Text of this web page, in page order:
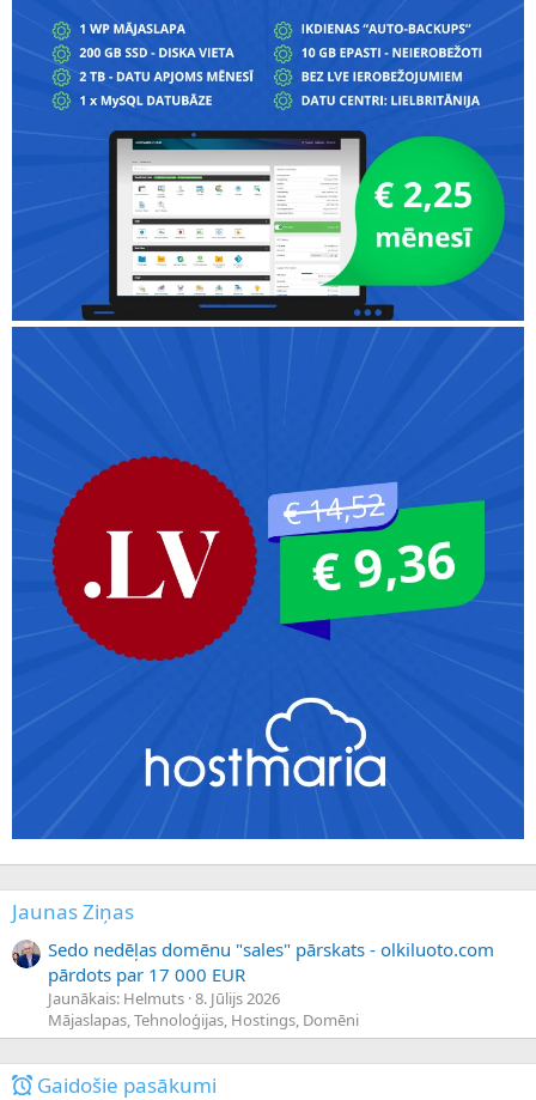
Jaunas Ziņas
Sedo nedēļas domēnu "sales" pārskats - olkiluoto.com
pārdots par 17 000 EUR
Jaunākais: Helmuts 8. Jūlijs 2026
Mājaslapas, Tehnoloģijas, Hostings, Domēni
Gaidošie pasākumi